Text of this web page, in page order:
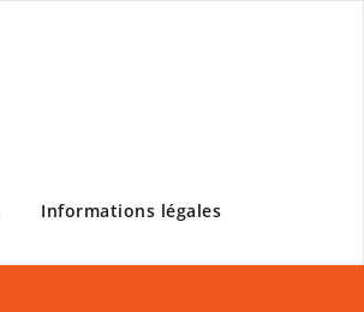
Informations légales